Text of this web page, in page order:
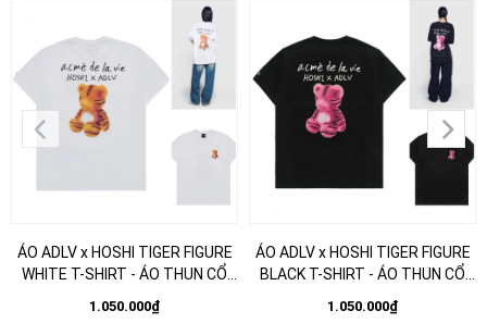
ÁO ADLV x HOSHI TIGER FIGURE
WHITE T-SHIRT - ÁO THUN CỔ
1.050.000₫
ÁO ADLV x HOSHI TIGER FIGURE
BLACK T-SHIRT - ÁO THUN CỔ
1.050.000₫